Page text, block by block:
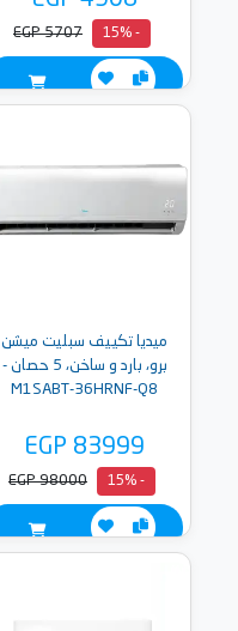
- 15%
EGP 5707
ميديا تكييف سبليت ميشن
برو، بارد و ساخن، 5 حصان -
M1SABT-36HRNF-Q8
EGP 83999
- 15%
EGP 98000